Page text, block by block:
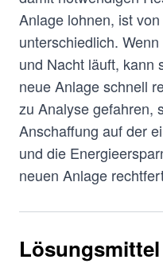
Anlage lohnen, ist
unterschiedlich.
und Nacht läuft, kann
neue Anlage schnell
zu Analyse gefahren,
Anschaffung auf der
und die
neuen Anlage
Lösungsmittel